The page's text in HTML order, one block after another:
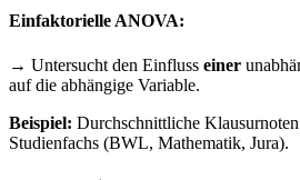
Einfaktorielle ANOVA:
→ Untersucht den Einfluss einer
auf die abhängige Variable.
Beispiel: Durchschnittliche
Studienfachs (BWL, Mathematik, Jura).